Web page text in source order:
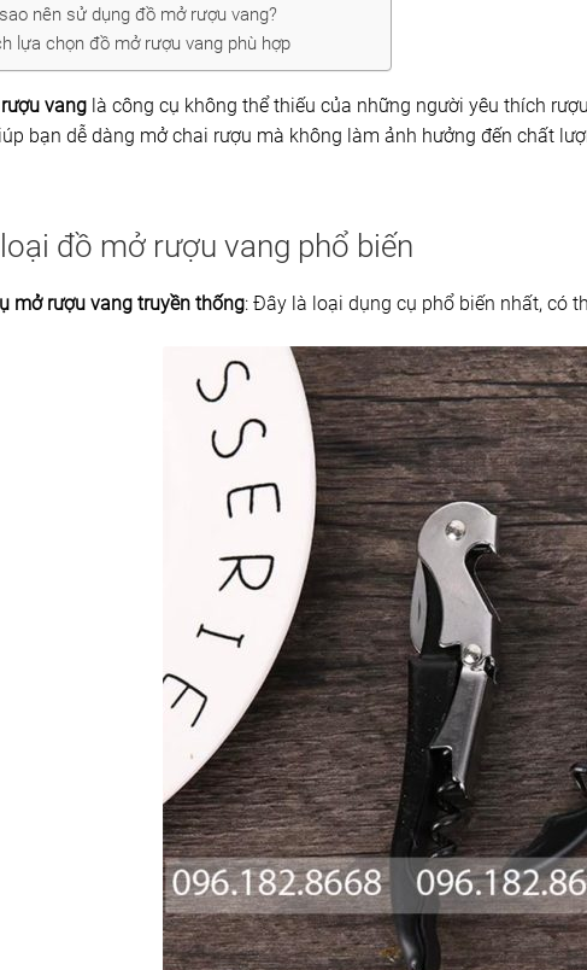
nên sử dụng đồ mở rượu vang?
lựa chọn đồ mở rượu vang phù hợp
vang là công cụ không thể thiếu của những người yêu thích
bạn dễ dàng mở chai rượu mà không làm ảnh hưởng đến chất
đồ mở rượu vang phổ biến
mở rượu vang truyền thống: Đây là loại dụng cụ phổ biến nhất, có